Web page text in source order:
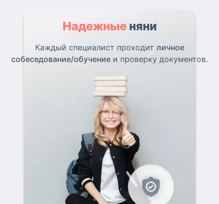
Надежные няни
Каждый специалист проходит личное
собеседование/обучение и проверку документов.